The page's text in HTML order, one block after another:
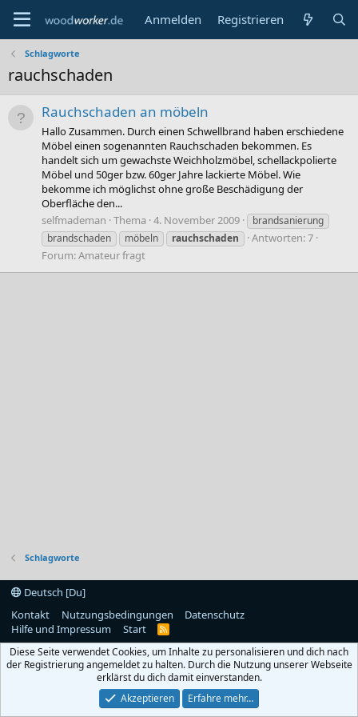
Anmelden Registrieren
Schlagworte
rauchschaden
Rauchschaden an möbeln
Hallo Zusammen. Durch einen Schwellbrand haben erschiedene
Möbel einen sogenannten Rauchschaden bekommen. Es
handelt sich um gewachste Weichholzmöbel, schellackpolierte
Möbel und 50ger bzw. 60ger Jahre lackierte Möbel. Wie
bekomme ich möglichst ohne große Beschädigung der
Oberfläche den...
selfmademan Thema 4. November 2009
brandsanierung
brandschaden
möbeln rauchschaden
Antworten: 7
Forum:Amateur fragt
Schlagworte
Deutsch [Du]
Kontakt
Nutzungsbedingungen
Datenschutz
Hilfe und Impressum
Start
R
S
Diese Seite verwendet Cookies, um Inhalte zu personalisieren und dich nach
der Registrierung angemeldet zu halten. Durch die Nutzung unserer Webseite
erklärst du dich damit einverstanden.
Akzeptieren
Erfahre mehr…